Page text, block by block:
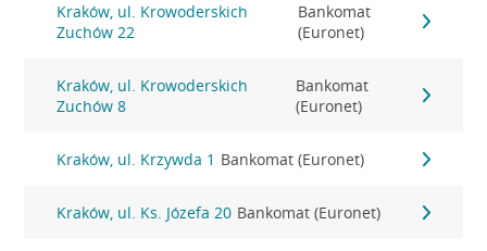
Kraków, ul. Krowoderskich
Zuchów 22
Bankomat
(Euronet)
Kraków, ul. Krowoderskich
Zuchów 8
Bankomat
(Euronet)
Kraków, ul. Krzywda 1 Bankomat (Euronet)
Kraków, ul. Ks. Józefa 20 Bankomat (Euronet)